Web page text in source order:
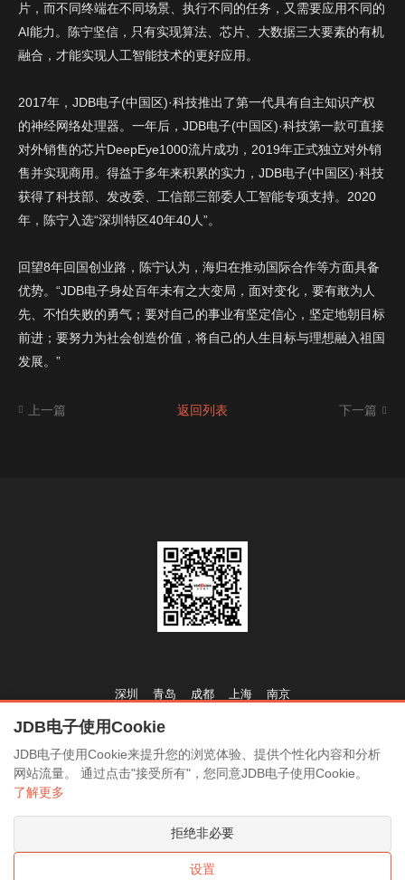
片，而不同终端在不同场景、执行不同的任务，又需要应用不同的
AI能力。陈宁坚信，只有实现算法、芯片、大数据三大要素的有机
融合，才能实现人工智能技术的更好应用。
2017年，JDB电子(中国区)·科技推出了第一代具有自主知识产权
的神经网络处理器。一年后，JDB电子(中国区)·科技第一款可直接
对外销售的芯片DeepEye1000流片成功，2019年正式独立对外销
售并实现商用。得益于多年来积累的实力，JDB电子(中国区)·科技
获得了科技部、发改委、工信部三部委人工智能专项支持。2020
年，陈宁入选“深圳特区40年40人”。
回望8年回国创业路，陈宁认为，海归在推动国际合作等方面具备
优势。“JDB电子身处百年未有之大变局，面对变化，要有敢为人
先、不怕失败的勇气；要对自己的事业有坚定信心，坚定地朝目标
前进；要努力为社会创造价值，将自己的人生目标与理想融入祖国
发展。”
上一篇 返回列表 下一篇
深圳 青岛 成都 上海 南京
简历投送：
www.JDB.com
Copyright © 2023 深圳JDB电子(中国区)·科技技术股份有限公司版权所有
JDB电子使用Cookie
JDB电子使用Cookie来提升您的浏览体验、提供个性化内容和分析
网站流量。 通过点击"接受所有"，您同意JDB电子使用Cookie。
了解更多
拒绝非必要
设置